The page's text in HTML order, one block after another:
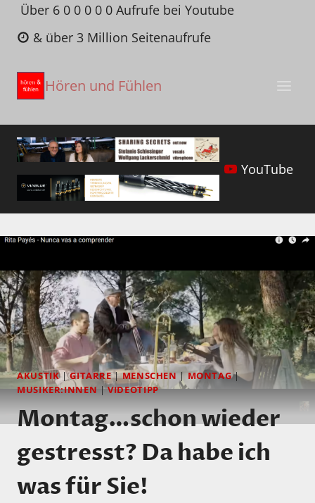
Zum
Inhalt
springen
Über 6 0 0 0 0 0 Aufrufe bei Youtube
& über 3 Million Seitenaufrufe
Hören und Fühlen
YouTube
AKUSTIK|GITARRE|MENSCHEN|MONTAG|
MUSIKER:INNEN |VIDEOTIPP
Montag…schon wieder
gestresst? Da habe ich
was für Sie!